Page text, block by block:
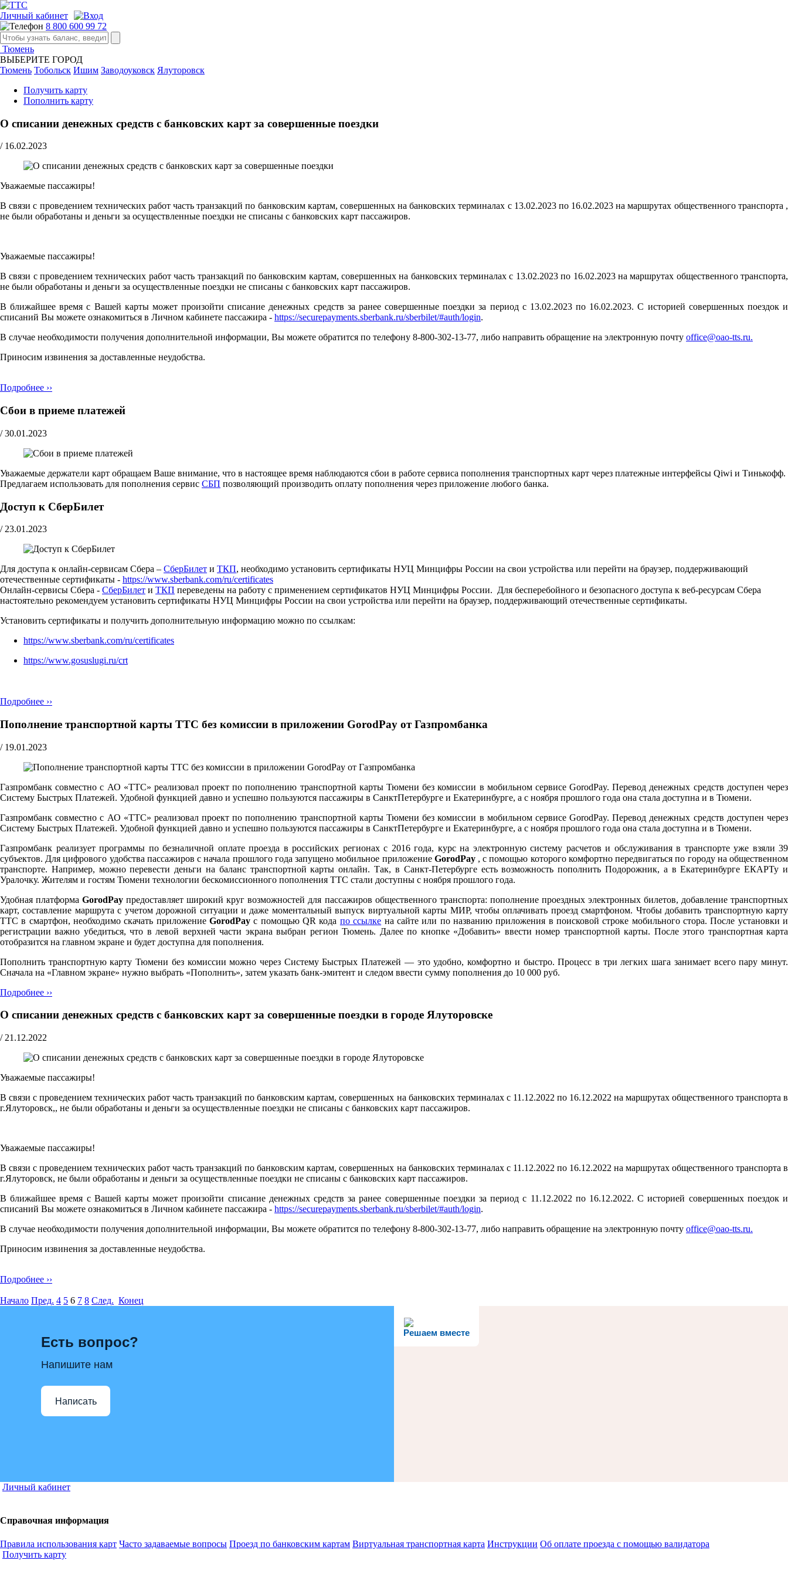
Личный кабинет
8 800 600 99 72
Тюмень
ВЫБЕРИТЕ ГОРОД
Тюмень Тобольск Ишим Заводоуковск Ялуторовск
Получить карту
Пополнить карту
О списании денежных средств с банковских карт за совершенные поездки
/ 16.02.2023
Уважаемые пассажиры!
В связи с проведением технических работ часть транзакций по банковским картам, совершенных на банковских терминалах с 13.02.2023 по 16.02.2023 на маршрутах общественного транспорта ,
не были обработаны и деньги за осуществленные поездки не списаны с банковских карт пассажиров.
Уважаемые пассажиры!
В связи с проведением технических работ часть транзакций по банковским картам, совершенных на банковских терминалах с 13.02.2023 по 16.02.2023 на маршрутах общественного транспорта,
не были обработаны и деньги за осуществленные поездки не списаны с банковских карт пассажиров.
В ближайшее время с Вашей карты может произойти списание денежных средств за ранее совершенные поездки за период с 13.02.2023 по 16.02.2023. С историей совершенных поездок и
списаний Вы можете ознакомиться в Личном кабинете пассажира - https://securepayments.sberbank.ru/sberbilet/#auth/login.
В случае необходимости получения дополнительной информации, Вы можете обратится по телефону 8-800-302-13-77, либо направить обращение на электронную почту office@oao-tts.ru.
Приносим извинения за доставленные неудобства.
Подробнее ››
Сбои в приеме платежей
/ 30.01.2023
Уважаемые держатели карт обращаем Ваше внимание, что в настоящее время наблюдаются сбои в работе сервиса пополнения транспортных карт через платежные интерфейсы Qiwi и Тинькофф.
Предлагаем использовать для пополнения сервис СБП позволяющий производить оплату пополнения через приложение любого банка.
Доступ к СберБилет
/ 23.01.2023
Для доступа к онлайн-сервисам Сбера – СберБилет и ТКП, необходимо установить сертификаты НУЦ Минцифры России на свои устройства или перейти на браузер, поддерживающий
отечественные сертификаты - https://www.sberbank.com/ru/certificates
Онлайн-сервисы Сбера - СберБилет и ТКП переведены на работу с применением сертификатов НУЦ Минцифры России. Для бесперебойного и безопасного доступа к веб-ресурсам Сбера
настоятельно рекомендуем установить сертификаты НУЦ Минцифры России на свои устройства или перейти на браузер, поддерживающий отечественные сертификаты.
Установить сертификаты и получить дополнительную информацию можно по ссылкам:
https://www.sberbank.com/ru/certificates
https://www.gosuslugi.ru/crt
Подробнее ››
Пополнение транспортной карты ТТС без комиссии в приложении GorodPay от Газпромбанка
/ 19.01.2023
Газпромбанк совместно с АО «ТТС» реализовал проект по пополнению транспортной карты Тюмени без комиссии в мобильном сервисе GorodPay. Перевод денежных средств доступен через
Систему Быстрых Платежей. Удобной функцией давно и успешно пользуются пассажиры в СанктПетербурге и Екатеринбурге, а с ноября прошлого года она стала доступна и в Тюмени.
Газпромбанк совместно с АО «ТТС» реализовал проект по пополнению транспортной карты Тюмени без комиссии в мобильном сервисе GorodPay. Перевод денежных средств доступен через
Систему Быстрых Платежей. Удобной функцией давно и успешно пользуются пассажиры в СанктПетербурге и Екатеринбурге, а с ноября прошлого года она стала доступна и в Тюмени.
Газпромбанк реализует программы по безналичной оплате проезда в российских регионах с 2016 года, курс на электронную систему расчетов и обслуживания в транспорте уже взяли 39
субъектов. Для цифрового удобства пассажиров с начала прошлого года запущено мобильное приложение GorodPay, с помощью которого комфортно передвигаться по городу на общественном
транспорте. Например, можно перевести деньги на баланс транспортной карты онлайн. Так, в Санкт-Петербурге есть возможность пополнить Подорожник, а в Екатеринбурге ЕКАРТу и
Уралочку. Жителям и гостям Тюмени технологии бескомиссионного пополнения ТТС стали доступны с ноября прошлого года.
Удобная платформаGorodPayпредоставляет широкий круг возможностей для пассажиров общественного транспорта: пополнение проездных электронных билетов, добавление транспортных
карт, составление маршрута с учетом дорожной ситуации и даже моментальный выпуск виртуальной карты МИР, чтобы оплачивать проезд смартфоном. Чтобы добавить транспортную карту
ТТС в смартфон, необходимо скачать приложениеGorodPay с помощью QR кода по ссылке на сайте или по названию приложения в поисковой строке мобильного стора. После установки и
регистрации важно убедиться, что в левой верхней части экрана выбран регион Тюмень. Далее по кнопке «Добавить» ввести номер транспортной карты. После этого транспортная карта
отобразится на главном экране и будет доступна для пополнения.
Пополнить транспортную карту Тюмени без комиссии можно через Систему Быстрых Платежей — это удобно, комфортно и быстро. Процесс в три легких шага занимает всего пару минут.
Сначала на «Главном экране» нужно выбрать «Пополнить», затем указать банк-эмитент и следом ввести сумму пополнения до 10 000 руб.
Подробнее ››
О списании денежных средств с банковских карт за совершенные поездки в городе Ялуторовске
/ 21.12.2022
Уважаемые пассажиры!
В связи с проведением технических работ часть транзакций по банковским картам, совершенных на банковских терминалах с 11.12.2022 по 16.12.2022 на маршрутах общественного транспорта в
г.Ялуторовск,, не были обработаны и деньги за осуществленные поездки не списаны с банковских карт пассажиров.
Уважаемые пассажиры!
В связи с проведением технических работ часть транзакций по банковским картам, совершенных на банковских терминалах с 11.12.2022 по 16.12.2022 на маршрутах общественного транспорта в
г.Ялуторовск, не были обработаны и деньги за осуществленные поездки не списаны с банковских карт пассажиров.
В ближайшее время с Вашей карты может произойти списание денежных средств за ранее совершенные поездки за период с 11.12.2022 по 16.12.2022. С историей совершенных поездок и
списаний Вы можете ознакомиться в Личном кабинете пассажира - https://securepayments.sberbank.ru/sberbilet/#auth/login.
В случае необходимости получения дополнительной информации, Вы можете обратится по телефону 8-800-302-13-77, либо направить обращение на электронную почту office@oao-tts.ru.
Приносим извинения за доставленные неудобства.
Подробнее ››
Начало Пред. 4 5 6 7 8 След. Конец
Решаем вместе
Есть вопрос?
Напишите нам
Написать
Личный кабинет
Справочная информация
Правила использования карт Часто задаваемые вопросы Проезд по банковским картам Виртуальная транспортная карта Инструкции Об оплате проезда с помощью валидатора
Получить карту